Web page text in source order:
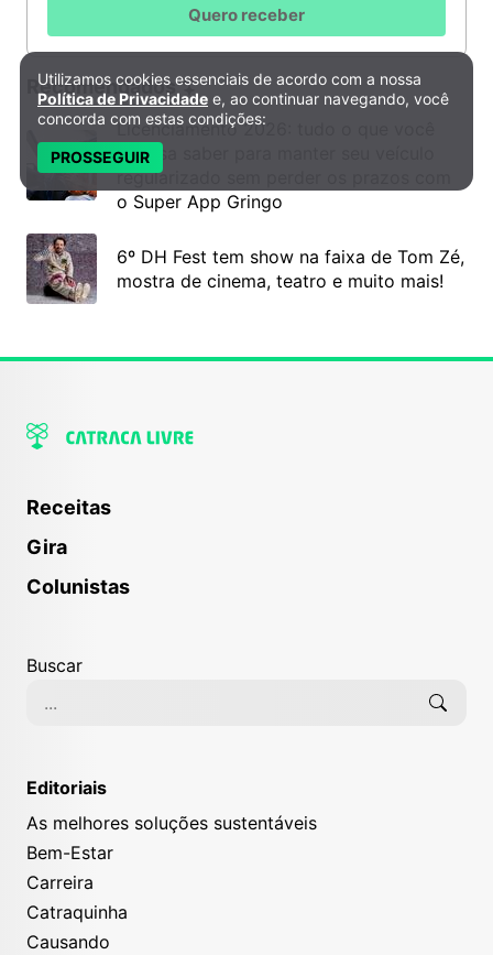
Quero receber
Recomendados
Licenciamento 2026: tudo o que você
precisa saber para manter seu veículo
regularizado sem perder os prazos com
o Super App Gringo
6º DH Fest tem show na faixa de Tom Zé,
mostra de cinema, teatro e muito mais!
Receitas
Gira
Colunistas
Buscar
Editoriais
As melhores soluções sustentáveis
Bem-Estar
Carreira
Catraquinha
Causando
Política de Privacidade e Cookies
Utilizamos cookies essenciais de acordo com a nossa
Política de Privacidade e, ao continuar navegando, você
concorda com estas condições:
PROSSEGUIR